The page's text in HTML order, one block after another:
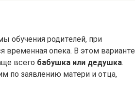
обучения родителей, при
временная опека. В этом варианте
всего бабушка или дедушка.
по заявлению матери и отца,